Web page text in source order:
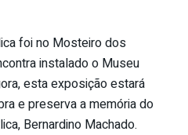
foi no Mosteiro dos
instalado o Museu
esta exposição estará
e preserva a memória do
Bernardino Machado.